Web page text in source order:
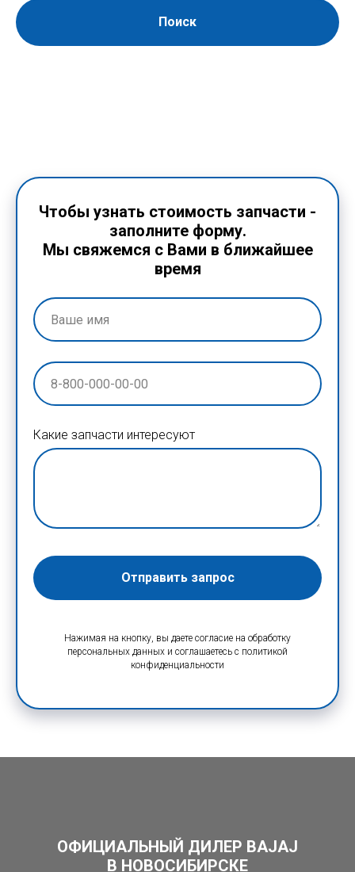
Поиск
Чтобы узнать стоимость запчасти -
заполните форму.
Мы свяжемся с Вами в ближайшее
время
Какие запчасти интересуют
Отправить запрос
Нажимая на кнопку, вы даете согласие на обработку
персональных данных и соглашаетесь c политикой
конфиденциальности
ОФИЦИАЛЬНЫЙ ДИЛЕР BAJAJ
В НОВОСИБИРСКЕ